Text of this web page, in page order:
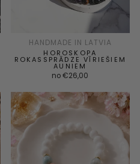
HANDMADE IN LATVIA
HOROSKOPA
ROKASSPRĀDZE VĪRIEŠIEM
AUNIEM
no €26,00